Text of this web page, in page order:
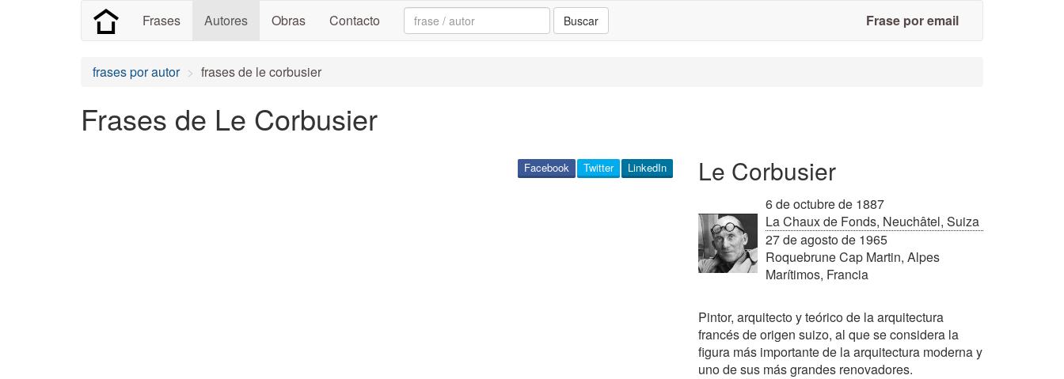
Frases Autores Obras Contacto Search: Buscar Frase por email
frases por autor frases de le corbusier
Frases de Le Corbusier
LinkedIn
Twitter
Facebook Le Corbusier
6 de octubre de 1887
La Chaux de Fonds, Neuchâtel, Suiza
27 de agosto de 1965
Roquebrune Cap Martin, Alpes
Marítimos, Francia
Pintor, arquitecto y teórico de la arquitectura
francés de origen suizo, al que se considera la
figura más importante de la arquitectura moderna y
uno de sus más grandes renovadores.